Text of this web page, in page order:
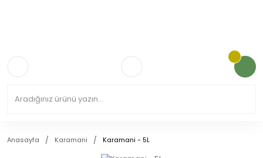
Anasayfa Karamani Karamani - 5L